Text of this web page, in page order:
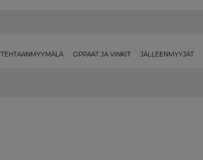
TEHTAANMYYMÄLÄ OPPAAT JA VINKIT JÄLLEENMYYJÄT